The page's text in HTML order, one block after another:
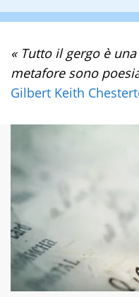
« Tutto il gergo è
metafore sono
Gilbert Keith